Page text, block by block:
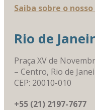
Saiba sobre o
Rio de
Praça XV de
– Centro, Rio de
CEP: 20010-010
+55 (21) 2197-7677